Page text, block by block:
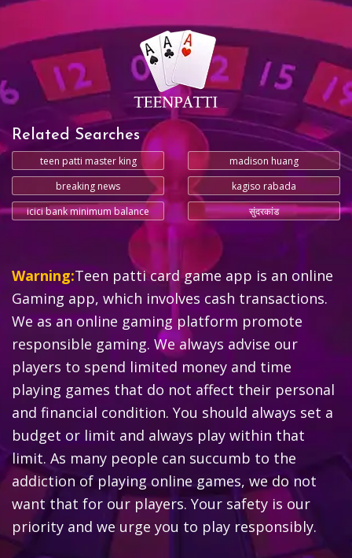
Related Searches
teen patti master king
madison huang
breaking news
kagiso rabada
icici bank minimum balance
सुंदरकांड
Warning:Teen patti card game app is an online
Gaming app, which involves cash transactions.
We as an online gaming platform promote
responsible gaming. We always advise our
players to spend limited money and time
playing games that do not affect their personal
and financial condition. You should always set a
budget or limit and always play within that
limit. As many people can succumb to the
addiction of playing online games, we do not
want that for our players. Your safety is our
priority and we urge you to play responsibly.